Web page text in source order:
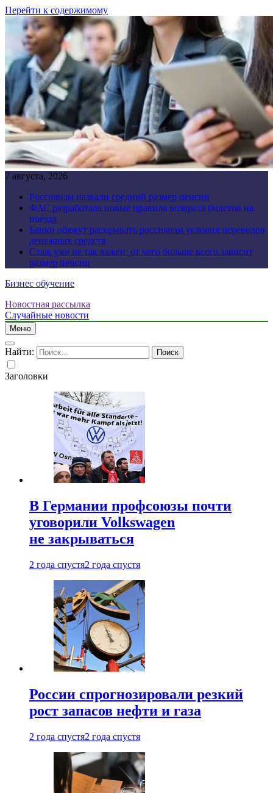
Перейти к содержимому
7 августа, 2026
Россиянам назвали средний размер пенсии
ФАС разработала новые правила возврата билетов на
поезда
Банки обяжут раскрывать россиянам условия переводов
денежных средств
Стаж уже не так важен: от чего больше всего зависит
размер пенсии
Бизнес обучение
Новостная рассылка
Случайные новости
Меню
Найти:
Заголовки
В Германии профсоюзы почти
уговорили Volkswagen
не закрываться
2 года спустя2 года спустя
России спрогнозировали резкий
рост запасов нефти и газа
2 года спустя2 года спустя